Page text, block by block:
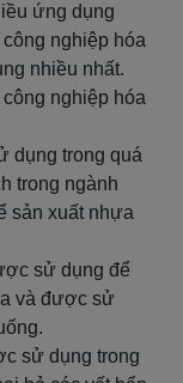
ứng dụng
nghiệp hóa
nhiều nhất.
nghiệp hóa
dụng trong quá
trong ngành
sản xuất nhựa
sử dụng để
và được sử
sử dụng trong